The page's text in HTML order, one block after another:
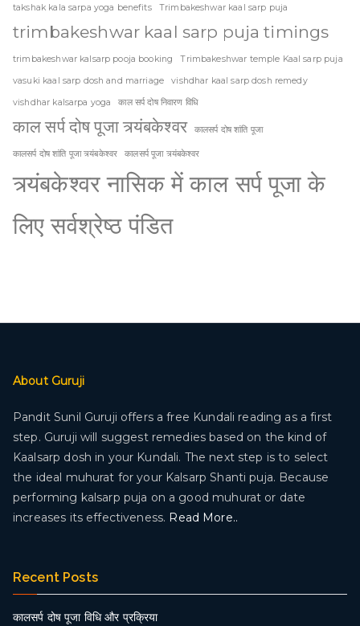
takshak kala sarpa yoga benefits Trimbakeshwar kaal sarp puja
trimbakeshwar kaal sarp puja timings
trimbakeshwar kalsarp pooja booking Trimbakeshwar temple Kaal sarp puja
vasuki kaal sarp dosh and marriage vishdhar kaal sarp dosh remedy
vishdhar kalsarpa yoga काल सर्प दोष निवारण विधि
काल सर्प दोष पूजा त्र्यंबकेश्वर कालसर्प दोष शांति पूजा
कालसर्प दोष शांति पूजा त्र्यंबकेश्वर कालसर्प पूजा त्र्यंबकेश्वर
त्र्यंबकेश्वर नासिक में काल सर्प पूजा के
लिए सर्वश्रेष्ठ पंडित
About Guruji
Pandit Sunil Guruji offers a free Kundali reading as a first
step. Guruji will suggest remedies based on the kind of
Kaalsarp dosh in your Kundali. The next step is to select
the ideal muhurat for your Kalsarp Shanti puja. Because
performing kalsarp puja on a good muhurat or date
increases its effectiveness. Read More..
Recent Posts
कालसर्प दोष पूजा विधि और प्रक्रिया